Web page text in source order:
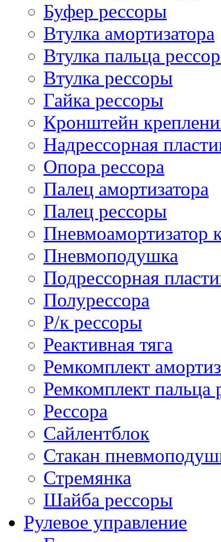
Буфер рессоры
Втулка амортизатора
Втулка пальца
Втулка рессоры
Гайка рессоры
Кронштейн
Надрессорная
Опора рессора
Палец амортизатора
Палец рессоры
Пневмоамортизатор
Пневмоподушка
Подрессорная
Полурессора
Р/к рессоры
Реактивная тяга
Ремкомплект
Ремкомплект пальца
Рессора
Сайлентблок
Стакан
Стремянка
Шайба рессоры
Рулевое управление